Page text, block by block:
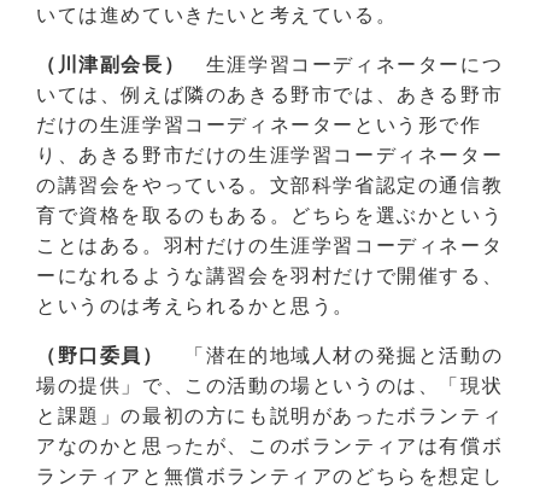
いては進めていきたいと考えている。
（川津副会長）
生涯学習コーディネーターにつ
いては、例えば隣のあきる野市では、あきる野市
だけの生涯学習コーディネーターという形で作
り、あきる野市だけの生涯学習コーディネーター
の講習会をやっている。文部科学省認定の通信教
育で資格を取るのもある。どちらを選ぶかという
ことはある。羽村だけの生涯学習コーディネータ
ーになれるような講習会を羽村だけで開催する、
というのは考えられるかと思う。
（野口委員）
「潜在的地域人材の発掘と活動の
場の提供」で、この活動の場というのは、「現状
と課題」の最初の方にも説明があったボランティ
アなのかと思ったが、このボランティアは有償ボ
ランティアと無償ボランティアのどちらを想定し